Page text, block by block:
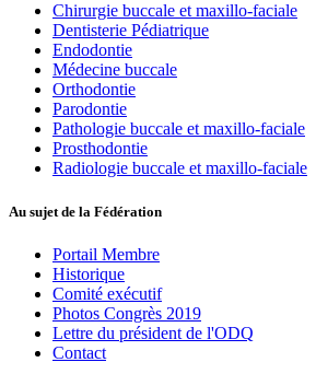
Chirurgie buccale et maxillo-faciale
Dentisterie Pédiatrique
Endodontie
Médecine buccale
Orthodontie
Parodontie
Pathologie buccale et maxillo-faciale
Prosthodontie
Radiologie buccale et maxillo-faciale
Au sujet de la Fédération
Portail Membre
Historique
Comité exécutif
Photos Congrès 2019
Lettre du président de l'ODQ
Contact